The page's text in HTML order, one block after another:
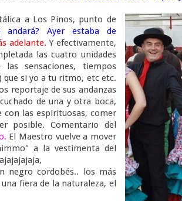
a Los Pinos, punto de
andará? Ayer estaba de
adelante.Y efectivamente,
las cuatro unidades
sensaciones, tiempos
que si yo a tu ritmo, etc etc.
reportaje de sus andanzas
de una y otra boca,
las espirituosas, comer
posible. Comentario del
El Maestro vuelve a mover
a la vestimenta del
negro cordobés.. los más
fiera de la naturaleza, el